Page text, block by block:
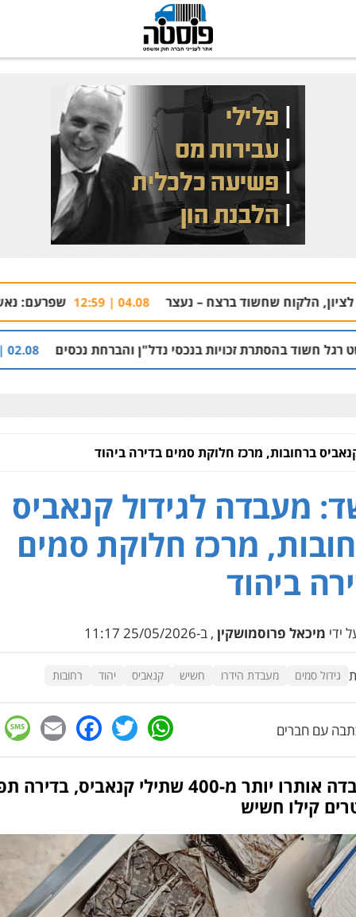
– נעצר 04.08 | 12:59 שפרעם: נאשם שאיים על אימאם עם
בנכסי נדל"ן והברחת נכסים 02.08 | 21:53 המחוזי הפחית
ברחובות, מרכז חלוקת סמים בדירה ביהוד
מעבדה לגידול קנאביס
מרכז חלוקת סמים
ביהוד
ידי מיכאל פרוסמושקין , ב-25/05/2026 11:17
גידול סמים מעבדת הידרו חשיש קנאביס יהוד רחובות
עם חברים WhatsApp
Twitter
במעבדה אותרו יותר מ-400 שתילי קנאביס,
קילו חשיש